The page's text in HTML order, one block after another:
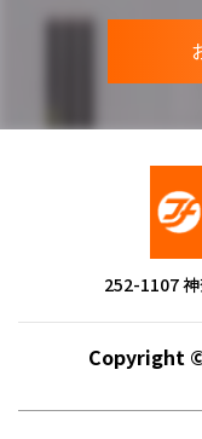
252-1107
Copyright